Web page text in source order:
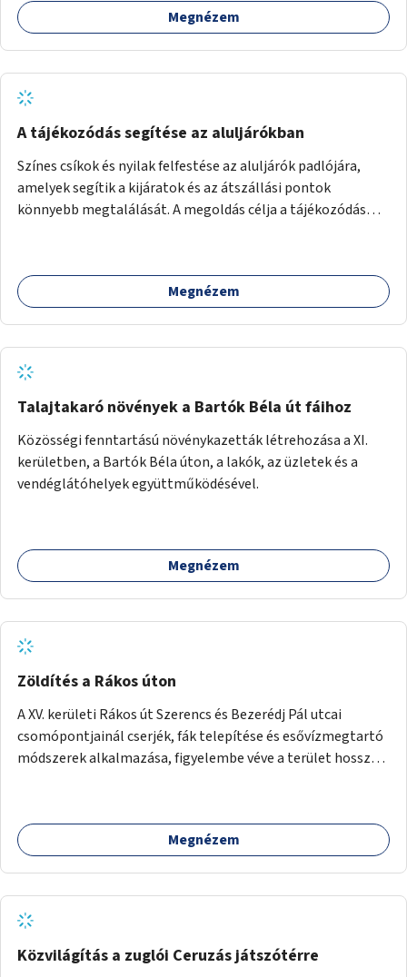
Megnézem
A tájékozódás segítése az aluljárókban
Színes csíkok és nyilak felfestése az aluljárók padlójára,
amelyek segítik a kijáratok és az átszállási pontok
könnyebb megtalálását. A megoldás célja a tájékozódás
Megnézem
Talajtakaró növények a Bartók Béla út fáihoz
Közösségi fenntartású növénykazetták létrehozása a XI.
kerületben, a Bartók Béla úton, a lakók, az üzletek és a
vendéglátóhelyek együttműködésével.
Megnézem
Zöldítés a Rákos úton
A XV. kerületi Rákos út Szerencs és Bezerédj Pál utcai
csomópontjainál cserjék, fák telepítése és esővízmegtartó
módszerek alkalmazása, figyelembe véve a terület hosszú
Megnézem
Közvilágítás a zuglói Ceruzás játszótérre